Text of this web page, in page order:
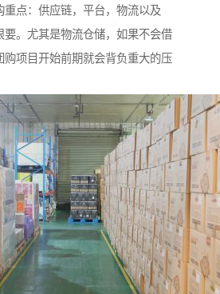
重点：供应链，平台，物流以及
要。尤其是物流仓储，如果不会借
购项目开始前期就会背负重大的压